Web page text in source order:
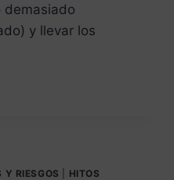
demasiado
y llevar los
Y RIESGOS
HITOS